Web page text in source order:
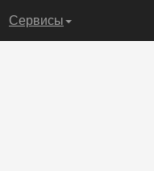
Сервисы